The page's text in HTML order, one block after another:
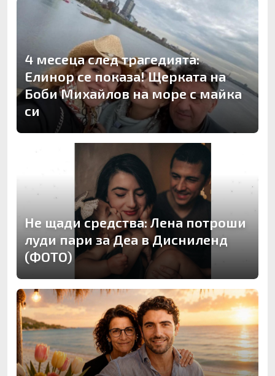
4 месеца след трагедията:
Елинор се показа! Щерката на
Боби Михайлов на море с майка
си
Не щади средства: Лена потроши
луди пари за Деа в Дисниленд
(ФОТО)